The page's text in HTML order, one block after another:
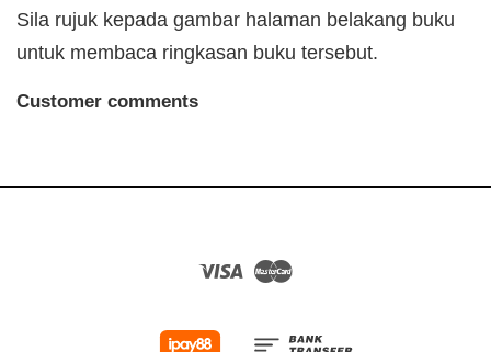
Sila rujuk kepada gambar halaman belakang buku
untuk membaca ringkasan buku tersebut.
Customer comments
Visa